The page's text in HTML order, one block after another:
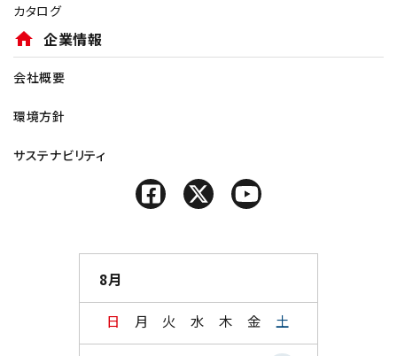
カタログ
home 企業情報
会社概要
環境方針
サステナビリティ
8月
日 月 火 水 木 金 土